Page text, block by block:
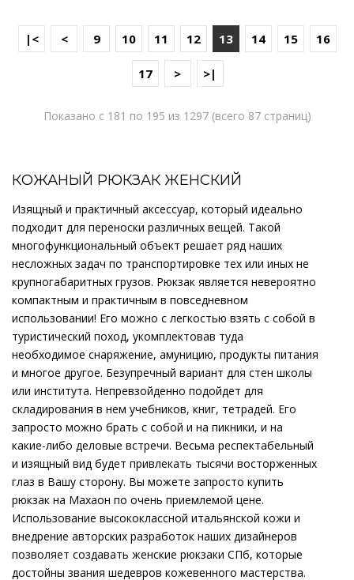
|< < 9 10 11 12 13 14 15 16
17 > >|
Показано с 181 по 195 из 1297 (всего 87 страниц)
КОЖАНЫЙ РЮКЗАК ЖЕНСКИЙ
Изящный и практичный аксессуар, который идеально
подходит для переноски различных вещей. Такой
многофункциональный объект решает ряд наших
несложных задач по транспортировке тех или иных не
крупногабаритных грузов. Рюкзак является невероятно
компактным и практичным в повседневном
использовании! Его можно с легкостью взять с собой в
туристический поход, укомплектовав туда
необходимое снаряжение, амуницию, продукты питания
и многое другое. Безупречный вариант для стен школы
или института. Непревзойденно подойдет для
складирования в нем учебников, книг, тетрадей. Его
запросто можно брать с собой и на пикники, и на
какие-либо деловые встречи. Весьма респектабельный
и изящный вид будет привлекать тысячи восторженных
глаз в Вашу сторону. Вы можете запросто купить
рюкзак на Махаон по очень приемлемой цене.
Использование высококлассной итальянской кожи и
внедрение авторских разработок наших дизайнеров
позволяет создавать женские рюкзаки СПб, которые
достойны звания шедевров кожевенного мастерства.